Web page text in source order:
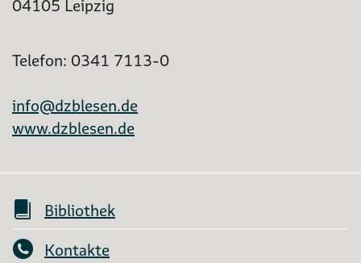
04105 Leipzig
Telefon: 0341 7113-0
info@dzblesen.de
www.dzblesen.de
Bibliothek
Kontakte